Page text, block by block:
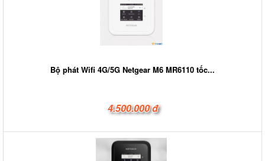
Bộ phát Wifi 4G/5G Netgear M6 MR6110 tốc...
4.500.000 đ